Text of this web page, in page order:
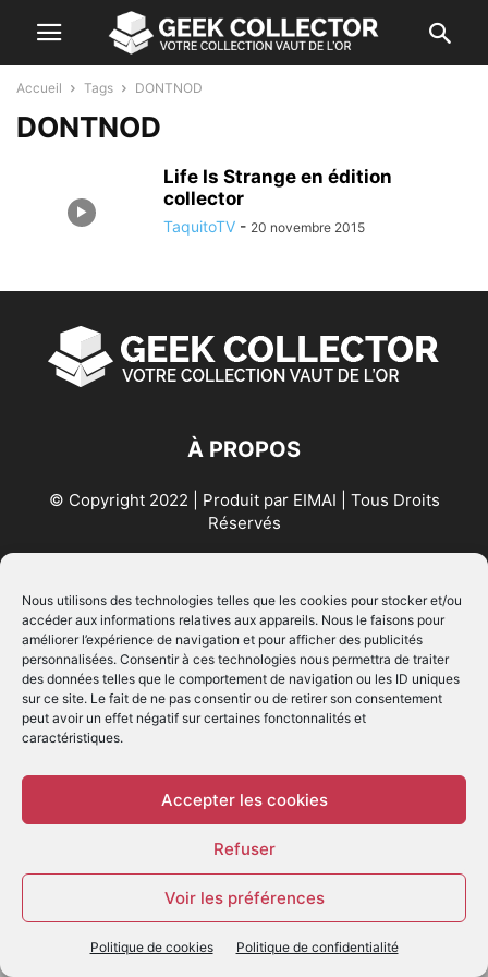
Nous utilisons des technologies telles que les cookies pour stocker et/ou
accéder aux informations relatives aux appareils. Nous le faisons pour
améliorer l’expérience de navigation et pour afficher des publicités
personnalisées. Consentir à ces technologies nous permettra de traiter
des données telles que le comportement de navigation ou les ID uniques
sur ce site. Le fait de ne pas consentir ou de retirer son consentement
peut avoir un effet négatif sur certaines fonctonnalités et
caractéristiques.
Accepter les cookies
Refuser
Voir les préférences
Politique de cookies Politique de confidentialité
Accueil Tags DONTNOD
DONTNOD
Life Is Strange en édition
collector
TaquitoTV - 20 novembre 2015
À PROPOS
© Copyright 2022 | Produit par EIMAI | Tous Droits
Réservés
SUIVEZ NOUS